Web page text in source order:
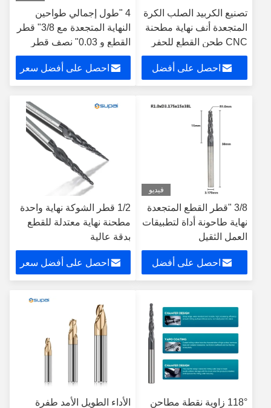
تصنيع الكربيد الصلب الكرة
المتجعدة أنف نهاية مطحنة
CNC طحن القطع للحفر
المعدن
احصل على أفضل
4 "طول إجمالي طواحين
النهاية المتجعدة مع 3/8" قطر
القطع و 0.03" نصف قطر
الزاوية
احصل على أفضل سعر
فيديو
3/8 "قطر القطع المتجعدة
نهاية طاحونة أداة لتطبيقات
العمل الثقيل
احصل على أفضل
1/2 قطر الشوكة نهاية واحدة
مطحنة نهاية معتدلة للقطع
بدقة عالية
احصل على أفضل سعر
118° زاوية نقطة مطاحن
الأداء الطويل الأمد طفرة